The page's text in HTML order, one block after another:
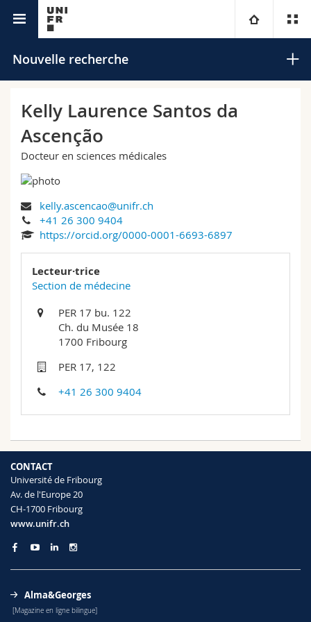
Université
Campus
Université
Formation continue
Théologie
Sciences économiques et sociales et management
Lettres et sciences humaines
Sciences de l'éducation et de la formation
Sciences et médecine
Vous êtes
Futurs étudiants
Etudiants
Médias
Chercheurs
Collaborateurs
Doctorants
Ressources
Annuaire du personnel
Bibliothèques
Webmail
Programme des cours
MyUnifr
Nouvelle recherche
Recherche avancée
Kelly Laurence Santos da
Ascenção
Docteur en sciences médicales
kelly.ascencao@unifr.ch
+41 26 300 9404
https://orcid.org/0000-0001-6693-6897
Lecteur·trice
Section de médecine
PER 17 bu. 122
Ch. du Musée 18
1700 Fribourg
PER 17, 122
+41 26 300 9404
CONTACT
Université de Fribourg
Av. de l'Europe 20
CH-1700 Fribourg
www.unifr.ch
Alma&Georges
[Magazine en ligne bilingue]